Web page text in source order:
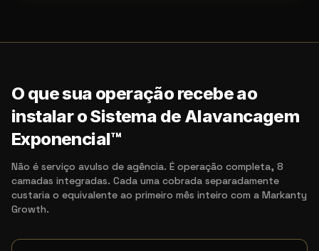
O que sua operação recebe ao
instalar o Sistema de Alavancagem
Exponencial™
Não é serviço avulso de agência. É operação completa, 8
camadas integradas. Cada uma cobrada separadamente
custaria o equivalente ao primeiro mês inteiro com a Markanty
Growth.